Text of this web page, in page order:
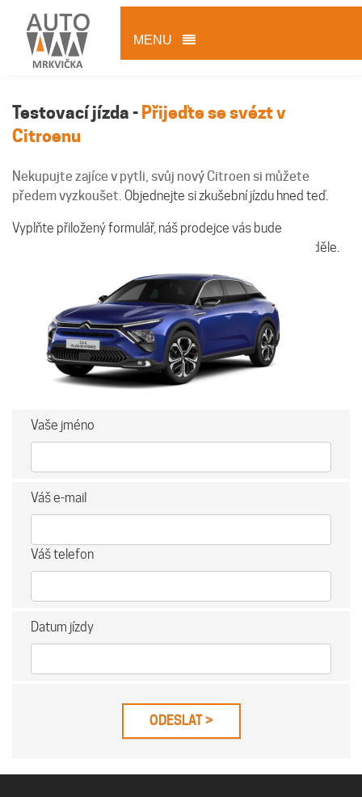
MENU
Testovací jízda - Přijeďte se svézt v
Citroenu
Nekupujte zajíce v pytli, svůj nový Citroen si můžete
předem vyzkoušet. Objednejte si zkušební jízdu hned teď.
Vyplňte přiložený formulář, náš prodejce vás bude
kontaktovat. Jsme vám k dispozici každý den kromě neděle.
Vaše jméno
Váš e-mail
Váš telefon
Datum jízdy